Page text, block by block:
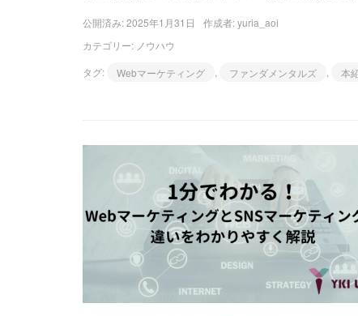
公開済み: 2025年1月31日 作成者:yuria_aoi
カテゴリー: ノウハウ
タグ:
Webマーケティング ファンダメンタルズ 本